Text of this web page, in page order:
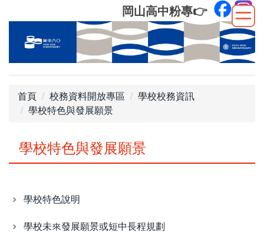
到
內
岡山高中粉專👉
首頁 校務資料開放專區
學校校務資訊
學校特色與發展願景
學校特色與發展願景
學校特色說明
學校未來發展願景或短中長程規劃